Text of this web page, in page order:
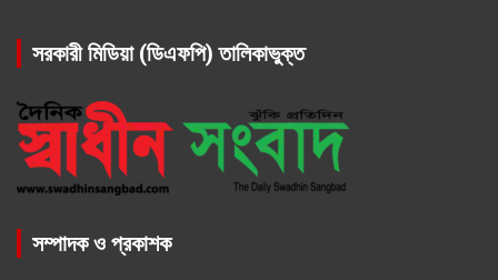
সরকারী মিডিয়া (ডিএফপি) তালিকাভুক্ত
সম্পাদক ও প্রকাশক